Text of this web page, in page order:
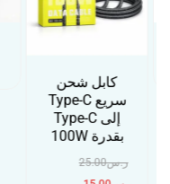
كابل شحن
سريع Type-C
إلى Type-C
بقدرة 100W
ر.س25.00